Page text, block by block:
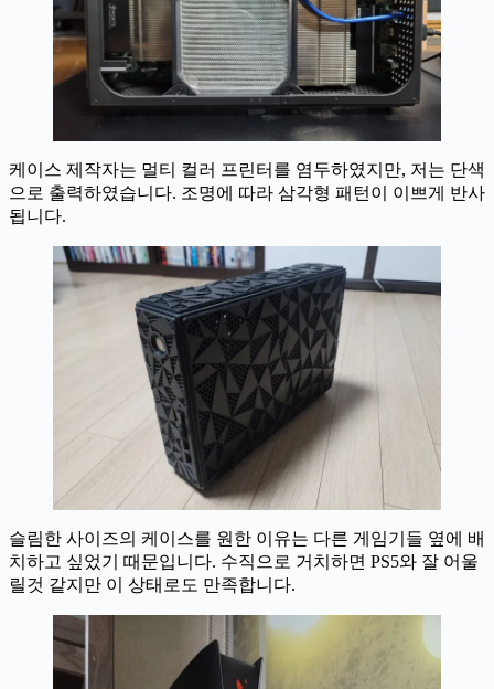
케이스 제작자는 멀티 컬러 프린터를 염두하였지만, 저는 단색
으로 출력하였습니다. 조명에 따라 삼각형 패턴이 이쁘게 반사
됩니다.
슬림한 사이즈의 케이스를 원한 이유는 다른 게임기들 옆에 배
치하고 싶었기 때문입니다. 수직으로 거치하면 PS5와 잘 어울
릴것 같지만 이 상태로도 만족합니다.